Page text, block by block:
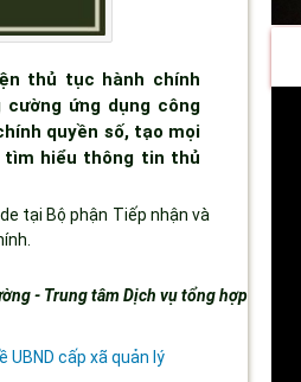
thủ tục hành chính
ứng dụng công
quyền số, tạo mọi
tìm hiểu thông tin thủ
tại Bộ phận Tiếp nhận và
- Trung tâm Dịch vụ tổng hợp
UBND cấp xã quản lý